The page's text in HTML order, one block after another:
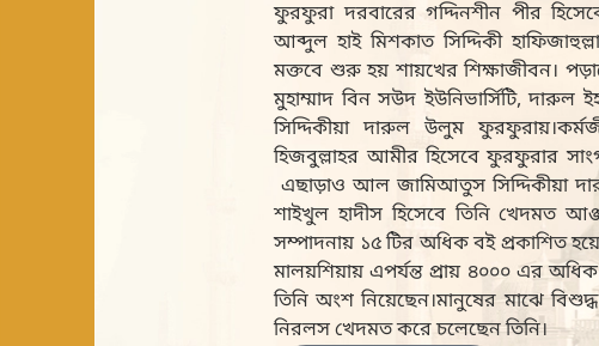
ফুরফুরা দরবারের গদ্দিনশীন পীর
আব্দুল হাই মিশকাত সিদ্দিকী
মক্তবে শুরু হয় শায়খের শিক্ষাজীবন।
মুহাম্মাদ বিন সউদ ইউনিভার্সিটি,
সিদ্দিকীয়া দারুল উলুম
হিজবুল্লাহর আমীর হিসেবে ফুরফুরার
এছাড়াও আল জামিআতুস সিদ্দিকীয়া
শাইখুল হাদীস হিসেবে তিনি খেদমত
সম্পাদনায় ১৫ টির অধিক বই প্রকাশিত
মালয়শিয়ায় এপর্যন্ত প্রায় ৪০০০ এর
তিনি অংশ নিয়েছেন।মানুষের মাঝে
নিরলস খেদমত করে চলেছেন তিনি।